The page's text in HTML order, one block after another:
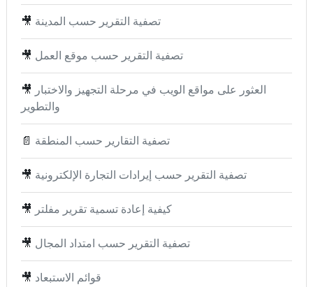
🎥 تصفية التقرير حسب المدينة
🎥 تصفية التقرير حسب موقع العمل
🎥 العثور على مواقع الويب في مرحلة التجهيز والاختبار
والتطوير
📄 تصفية التقارير حسب المنطقة
🎥 تصفية التقرير حسب إيرادات التجارة الإلكترونية
🎥 كيفية إعادة تسمية تقرير مفلتر
🎥 تصفية التقرير حسب امتداد المجال
🎥 قوائم الاستبعاد